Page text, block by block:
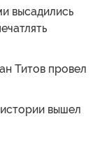
высадились
Титов провел
вышел